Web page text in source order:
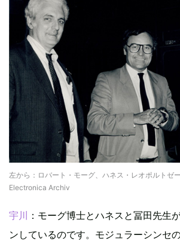
左から：ロバート・モーグ、ハネス・レオポルト
Electronica Archiv
宇川 ：モーグ博士とハネスと冨田先生
ンしているのです。モジュラーシンセ